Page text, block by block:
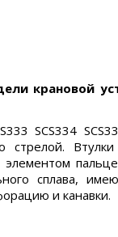
крановой
SCS334
Втулки
сплава,
и канавки.